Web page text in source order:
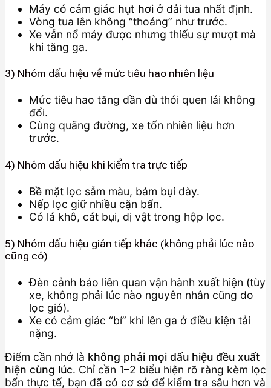
Máy có cảm giác hụt hơi ở dải tua nhất định.
Vòng tua lên không “thoáng” như trước.
Xe vẫn nổ máy được nhưng thiếu sự mượt mà
khi tăng ga.
3) Nhóm dấu hiệu về mức tiêu hao nhiên liệu
Mức tiêu hao tăng dần dù thói quen lái không
đổi.
Cùng quãng đường, xe tốn nhiên liệu hơn
trước.
4) Nhóm dấu hiệu khi kiểm tra trực tiếp
Bề mặt lọc sẫm màu, bám bụi dày.
Nếp lọc giữ nhiều cặn bẩn.
Có lá khô, cát bụi, dị vật trong hộp lọc.
5) Nhóm dấu hiệu gián tiếp khác (không phải lúc nào
cũng có)
Đèn cảnh báo liên quan vận hành xuất hiện (tùy
xe, không phải lúc nào nguyên nhân cũng do
lọc gió).
Xe có cảm giác “bí” khi lên ga ở điều kiện tải
nặng.
Điểm cần nhớ là không phải mọi dấu hiệu đều xuất
hiện cùng lúc. Chỉ cần 1–2 biểu hiện rõ ràng kèm lọc
bẩn thực tế, bạn đã có cơ sở để kiểm tra sâu hơn và